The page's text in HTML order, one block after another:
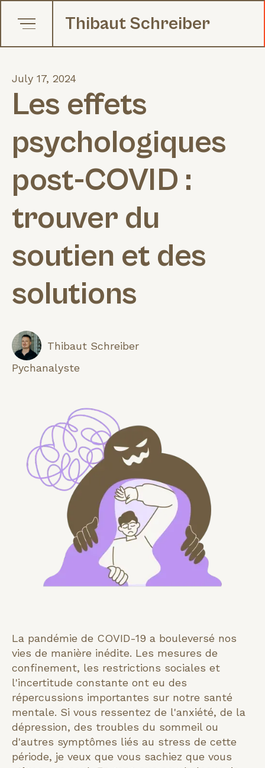
Thibaut Schreiber
July 17, 2024
Les effets
psychologiques
post-COVID :
trouver du
soutien et des
solutions
Thibaut Schreiber
Pychanalyste
La pandémie de COVID-19 a bouleversé nos
vies de manière inédite. Les mesures de
confinement, les restrictions sociales et
l'incertitude constante ont eu des
répercussions importantes sur notre santé
mentale. Si vous ressentez de l'anxiété, de la
dépression, des troubles du sommeil ou
d'autres symptômes liés au stress de cette
période, je veux que vous sachiez que vous